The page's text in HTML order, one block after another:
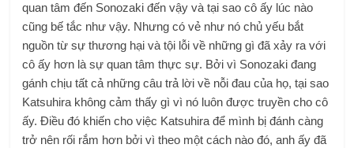
quan tâm đến Sonozaki đến vậy và tại sao cô ấy lúc nào
cũng bế tắc như vậy. Nhưng có vẻ như nó chủ yếu bắt
nguồn từ sự thương hại và tội lỗi về những gì đã xảy ra với
cô ấy hơn là sự quan tâm thực sự. Bởi vì Sonozaki đang
gánh chịu tất cả những câu trả lời về nỗi đau của họ, tại sao
Katsuhira không cảm thấy gì vì nó luôn được truyền cho cô
ấy. Điều đó khiến cho việc Katsuhira để mình bị đánh càng
trở nên rối rắm hơn bởi vì theo một cách nào đó, anh ấy đã